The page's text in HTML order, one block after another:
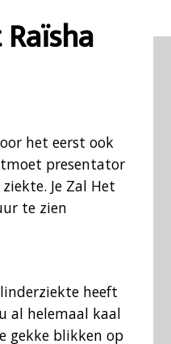
het eerst ook
presentator
Je Zal Het
te zien
heeft
al helemaal kaal
gekke blikken op